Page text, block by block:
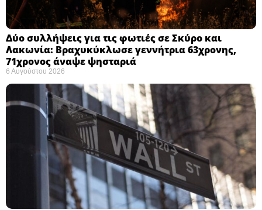
Δύο συλλήψεις για τις φωτιές σε Σκύρο και
Λακωνία: Βραχυκύκλωσε γεννήτρια 63χρονης,
71χρονος άναψε ψησταριά
6 Αυγούστου 2026